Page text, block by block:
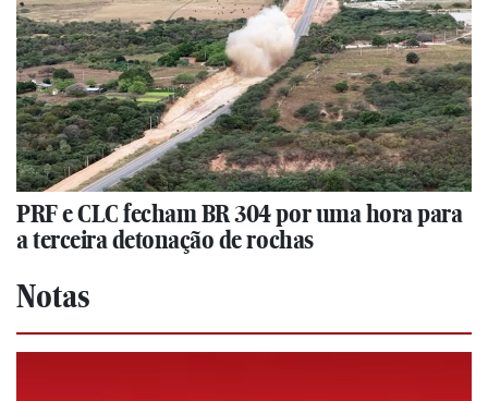
PRF e CLC fecham BR 304 por uma hora para
a terceira detonação de rochas
Notas